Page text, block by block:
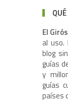
El
al uso.
blog
guías
y
guías
países